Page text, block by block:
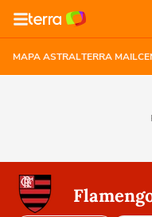
MAPA ASTRALTERRA MAIL